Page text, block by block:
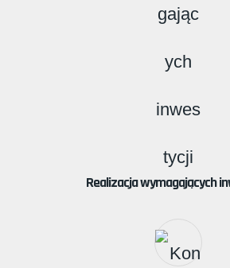
Realizacja wymagających